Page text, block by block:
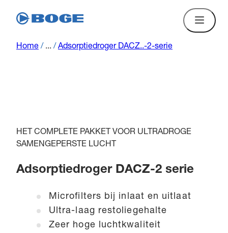
Home / ... / Adsorptiedroger DACZ..-2-serie
HET COMPLETE PAKKET VOOR ULTRADROGE
SAMENGEPERSTE LUCHT
Adsorptiedroger DACZ-2 serie
Microfilters bij inlaat en uitlaat
Ultra-laag restoliegehalte
Zeer hoge luchtkwaliteit